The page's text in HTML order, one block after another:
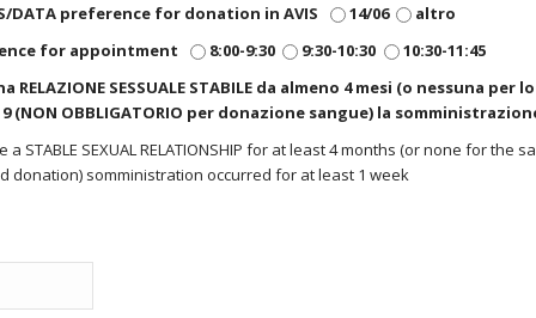
DATA preference for donation in AVIS 14/06
altro
for appointment
8:00-9:30 9:30-10:30
10:30-11:45
SESSUALE STABILE da almeno 4 mesi (o nessuna per
-19 (NON OBBLIGATORIO per donazione sangue) la
STABLE SEXUAL RELATIONSHIP for at least 4 months (or none for the
donation) somministration occurred for at least 1 week